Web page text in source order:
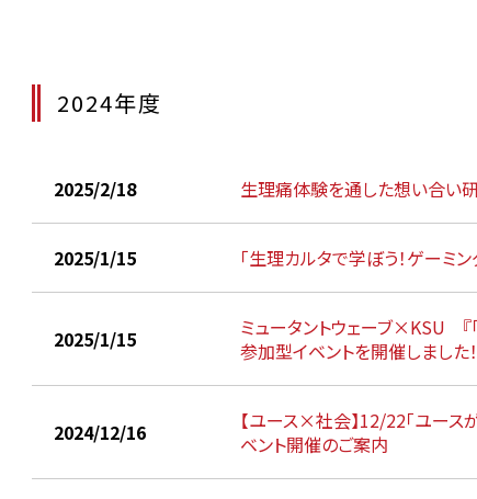
2024年度
2025/2/18 生理痛体験を通した想い合い
2025/1/15 「生理カルタで学ぼう！ゲーミ
2025/1/15
ミュータントウェーブ×KSU 『
参加型イベントを開催しました！
2024/12/16
【ユース×社会】12/22「ユー
ベント開催のご案内